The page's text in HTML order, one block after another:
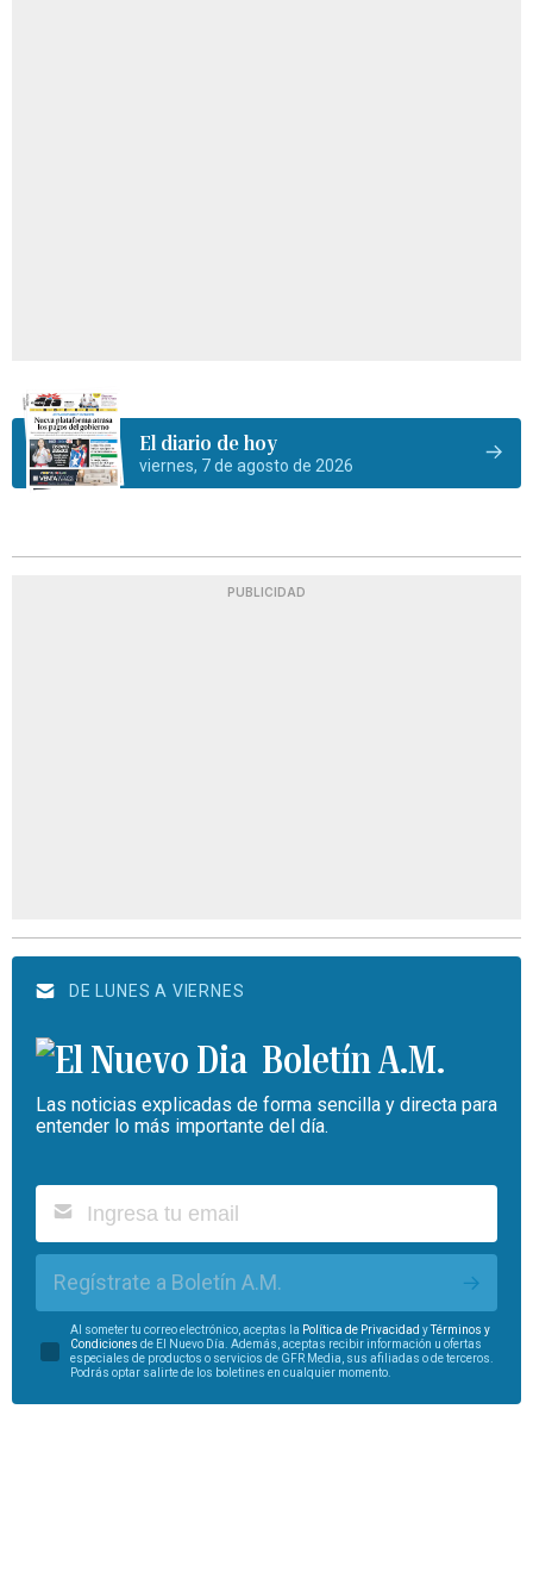
El diario de hoy
viernes, 7 de agosto de 2026
PUBLICIDAD
DE LUNES A VIERNES
Boletín A.M.
Las noticias explicadas de forma sencilla y directa para
entender lo más importante del día.
Regístrate a Boletín A.M.
Al someter tu correo electrónico, aceptas la Política de Privacidad y
Términos y
Condiciones de El Nuevo Día. Además, aceptas recibir información u ofertas
especiales de productos o servicios de GFR Media, sus afiliadas o de terceros.
Podrás optar salirte de los boletines en cualquier momento.